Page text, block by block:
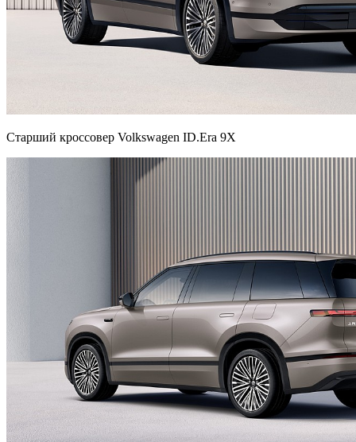
Старший кроссовер Volkswagen ID.Era 9X